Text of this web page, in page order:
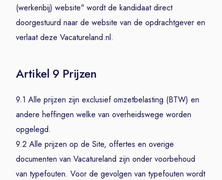
(werkenbij) website" wordt de kandidaat direct
doorgestuurd naar de website van de opdrachtgever en
verlaat deze Vacatureland.nl.
Artikel 9 Prijzen
9.1 Alle prijzen zijn exclusief omzetbelasting (BTW) en
andere heffingen welke van overheidswege worden
opgelegd.
9.2 Alle prijzen op de Site, offertes en overige
documenten van Vacatureland zijn onder voorbehoud
van typefouten. Voor de gevolgen van typefouten wordt